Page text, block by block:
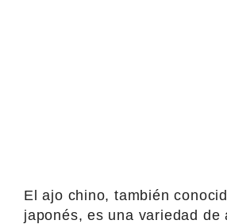
El ajo chino, también
japonés, es una variedad de